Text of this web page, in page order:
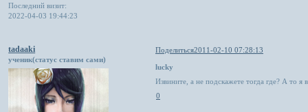
Последний визит:
2022-04-03 19:44:23
Поделиться2011-02-10 07:28:13
tadaaki
ученик(статус ставим сами)
lucky
Извините, а не подскажете тогда где? А то я
0